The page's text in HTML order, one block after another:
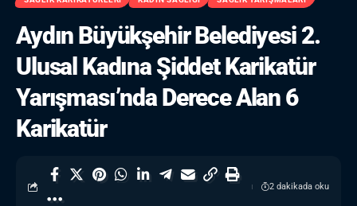
Aydın Büyükşehir Belediyesi 2.
Ulusal Kadına Şiddet Karikatür
Yarışması’nda Derece Alan 6
Karikatür
2 dakikada oku